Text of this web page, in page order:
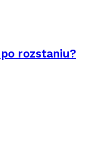
rozstaniu?